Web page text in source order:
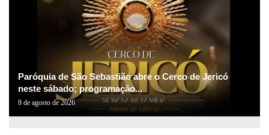
Paróquia de São Sebastião abre o Cerco de Jericó
neste sábado; programação...
8 de agosto de 2026